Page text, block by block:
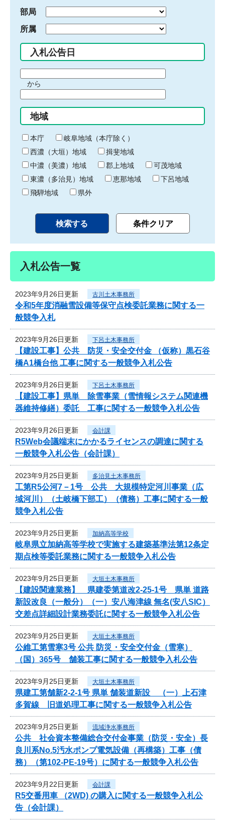
部局
所属
入札公告日
間
始
り
から
間
終
わ
り
地域
本庁
岐阜地域（本庁除く）
西濃（大垣）地域
揖斐地域
中濃（美濃）地域
郡上地域
可茂地域
東濃（多治見）地域
恵那地域
下呂地域
飛騨地域
県外
入札公告一覧
2023年9月26日更新 古川土木事務所
令和5年度消融雪設備等保守点検委託業務に関する一
般競争入札
2023年9月26日更新 下呂土木事務所
【建設工事】公共 防災・安全交付金 （仮称）黒石谷
橋A1橋台他 工事に関する一般競争入札公告
2023年9月26日更新 下呂土木事務所
【建設工事】県単 除雪事業（雪情報システム関連機
器維持修繕）委託 工事に関する一般競争入札公告
2023年9月26日更新 会計課
R5Web会議端末にかかるライセンスの調達に関する
一般競争入札公告（会計課）
2023年9月25日更新 多治見土木事務所
工第R5公河7－1号 公共 大規模特定河川事業（広
域河川）（土岐橋下部工）（債務）工事に関する一般
競争入札公告
2023年9月25日更新 加納高等学校
岐阜県立加納高等学校で実施する建築基準法第12条定
期点検等委託業務に関する一般競争入札公告
2023年9月25日更新 大垣土木事務所
【建設関連業務】 県建委第道改2-25-1号 県単 道路
新設改良（一般分）（一）安八海津線 無名(安八SIC）
交差点詳細設計業務委託に関する一般競争入札公告
2023年9月25日更新 大垣土木事務所
公維工第雪寒3号 公共 防災・安全交付金（雪寒）
（国）365号 舗装工事に関する一般競争入札公告
2023年9月25日更新 大垣土木事務所
県建工第舗新2-2-1号 県単 舗装道新設 （一）上石津
多賀線 旧道処理工事に関する一般競争入札公告
2023年9月25日更新 流域浄水事務所
公共 社会資本整備総合交付金事業（防災・安全）長
良川系No.5汚水ポンプ電気設備（再構築）工事（債
務）（第102-PE-19号）に関する一般競争入札公告
2023年9月22日更新 会計課
R5交番用車 （2WD) の購入に関する一般競争入札公
告（会計課）